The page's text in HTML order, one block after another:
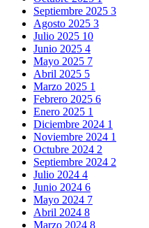
Septiembre 2025 3
Agosto 2025 3
Julio 2025 10
Junio 2025 4
Mayo 2025 7
Abril 2025 5
Marzo 2025 1
Febrero 2025 6
Enero 2025 1
Diciembre 2024 1
Noviembre 2024 1
Octubre 2024 2
Septiembre 2024 2
Julio 2024 4
Junio 2024 6
Mayo 2024 7
Abril 2024 8
Marzo 2024 8